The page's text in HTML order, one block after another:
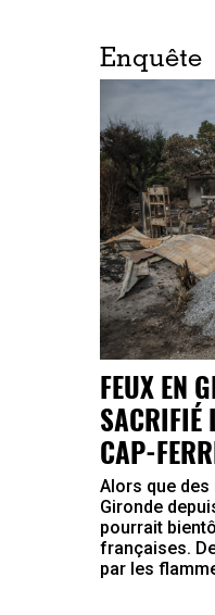
Enquête
FEUX EN
SACRIFIÉ
CAP-
Alors que
Gironde
pourrait
françaises.
par les